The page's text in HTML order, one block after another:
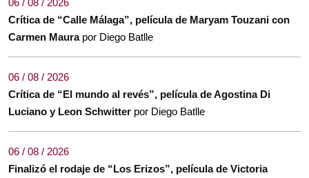
Crítica de “Calle Málaga”, película de Maryam Touzani con
Carmen Maura por Diego Batlle
06 / 08 / 2026
Crítica de “El mundo al revés”, película de Agostina Di
Luciano y Leon Schwitter por Diego Batlle
06 / 08 / 2026
Finalizó el rodaje de “Los Erizos”, película de Victoria